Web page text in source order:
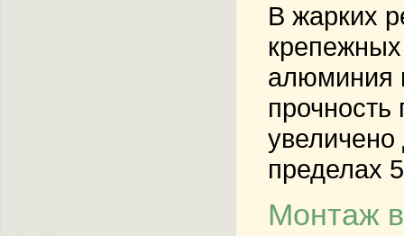
В жарких
алюминия
увеличено
пределах
Монтаж